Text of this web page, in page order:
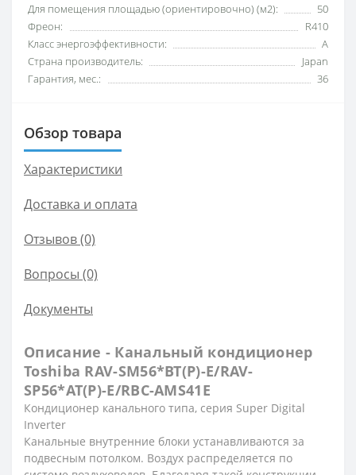
Для помещения площадью (ориентировочно) (м2):
50
Фреон:
R410
Класс энергоэффективности:
A
Страна производитель:
Japan
Гарантия, мес.:
36
Обзор товара
Характеристики
Доставка и оплата
Отзывов (0)
Вопросы (0)
Документы
Описание - Канальный кондиционер
Toshiba RAV-SM56*BT(P)-E/RAV-
SP56*AT(P)-E/RBC-AMS41E
Кондиционер канального типа, серия Super Digital
Inverter
Канальные внутренние блоки устанавливаются за
подвесным потолком. Воздух распределяется по